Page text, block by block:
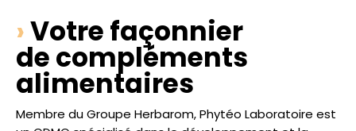
›Votre façonnier
de compléments
alimentaires
Membre du Groupe Herbarom, Phytéo Laboratoire est